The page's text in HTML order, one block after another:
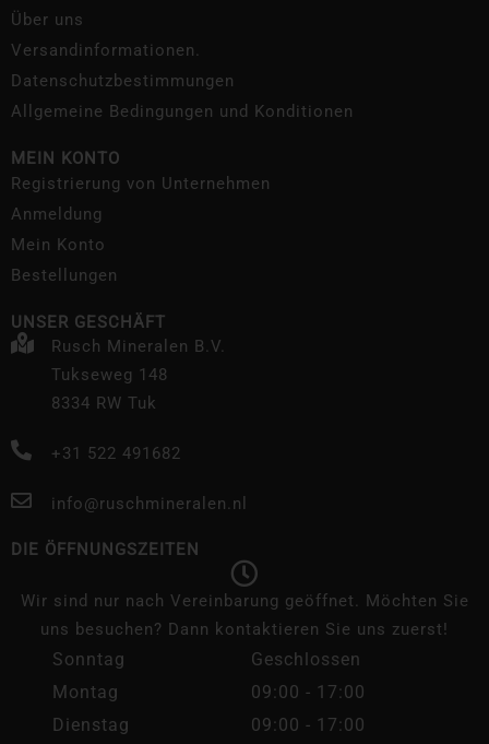
Über uns
Versandinformationen.
Datenschutzbestimmungen
Allgemeine Bedingungen und Konditionen
MEIN KONTO
Registrierung von Unternehmen
Anmeldung
Mein Konto
Bestellungen
UNSER GESCHÄFT
Rusch Mineralen B.V.
Tukseweg 148
8334 RW Tuk
+31 522 491682
info@ruschmineralen.nl
DIE ÖFFNUNGSZEITEN
Wir sind nur nach Vereinbarung geöffnet. Möchten Sie
uns besuchen? Dann kontaktieren Sie uns zuerst!
Sonntag
Geschlossen
Montag
09:00 - 17:00
Dienstag
09:00 - 17:00